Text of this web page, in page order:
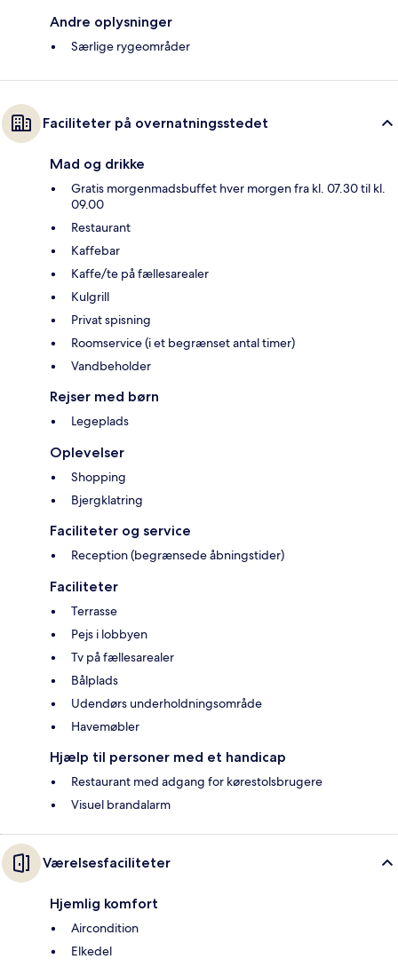
Andre oplysninger
Særlige rygeområder
Faciliteter på overnatningsstedet
Mad og drikke
Gratis morgenmadsbuffet hver morgen fra kl. 07.30 til kl.
09.00
Restaurant
Kaffebar
Kaffe/te på fællesarealer
Kulgrill
Privat spisning
Roomservice (i et begrænset antal timer)
Vandbeholder
Rejser med børn
Legeplads
Oplevelser
Shopping
Bjergklatring
Faciliteter og service
Reception (begrænsede åbningstider)
Faciliteter
Terrasse
Pejs i lobbyen
Tv på fællesarealer
Bålplads
Udendørs underholdningsområde
Havemøbler
Hjælp til personer med et handicap
Restaurant med adgang for kørestolsbrugere
Visuel brandalarm
Værelsesfaciliteter
Hjemlig komfort
Aircondition
Elkedel